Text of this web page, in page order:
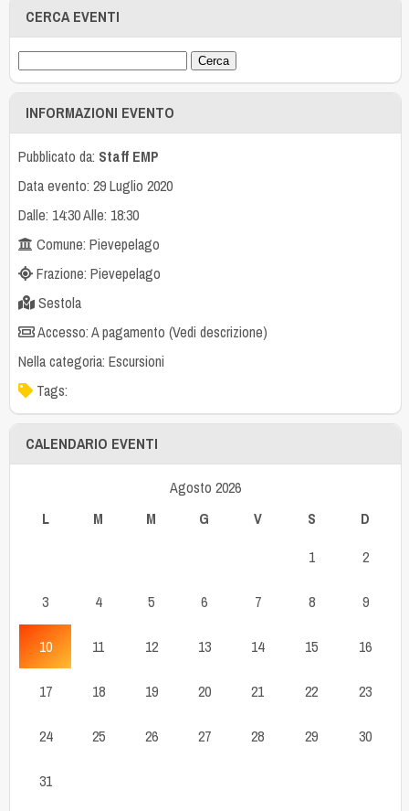
CERCA EVENTI
INFORMAZIONI EVENTO
Pubblicato da: Staff EMP
Data evento: 29 Luglio 2020
Dalle: 14:30 Alle: 18:30
Comune: Pievepelago
Frazione: Pievepelago
Sestola
Accesso: A pagamento (Vedi descrizione)
Nella categoria: Escursioni
Tags:
CALENDARIO EVENTI
Agosto 2026
L
M M G V S D
1 2
3 4 5 6 7 8 9
10 11 12 13 14 15 16
17 18 19 20 21 22 23
24 25 26 27 28 29 30
31